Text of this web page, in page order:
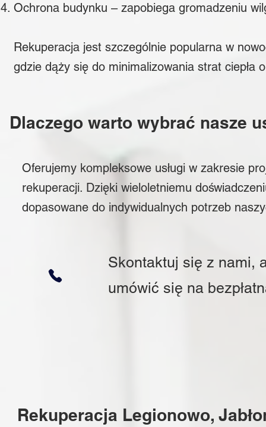
Ochrona budynku – zapobiega gromadzeniu
Rekuperacja jest szczególnie popularna w
gdzie dąży się do minimalizowania strat ciepła
Dlaczego warto wybrać nasze
Oferujemy kompleksowe usługi w zakresie
rekuperacji. Dzięki wieloletniemu
dopasowane do indywidualnych potrzeb
Skontaktuj się z nami,
umówić się na
Rekuperacja Legionowo,